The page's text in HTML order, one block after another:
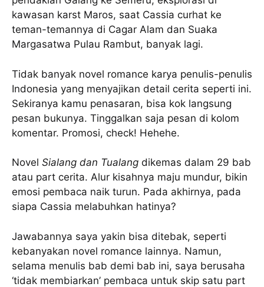
kawasan karst Maros, saat Cassia curhat ke
teman-temannya di Cagar Alam dan Suaka
Margasatwa Pulau Rambut, banyak lagi.
Tidak banyak novel romance karya penulis-penulis
Indonesia yang menyajikan detail cerita seperti ini.
Sekiranya kamu penasaran, bisa kok langsung
pesan bukunya. Tinggalkan saja pesan di kolom
komentar. Promosi, check! Hehehe.
Novel Sialang dan Tualang dikemas dalam 29 bab
atau part cerita. Alur kisahnya maju mundur, bikin
emosi pembaca naik turun. Pada akhirnya, pada
siapa Cassia melabuhkan hatinya?
Jawabannya saya yakin bisa ditebak, seperti
kebanyakan novel romance lainnya. Namun,
selama menulis bab demi bab ini, saya berusaha
‘tidak membiarkan’ pembaca untuk skip satu part